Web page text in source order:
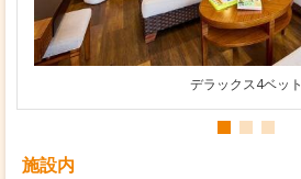
デラックス4ベット
施設内